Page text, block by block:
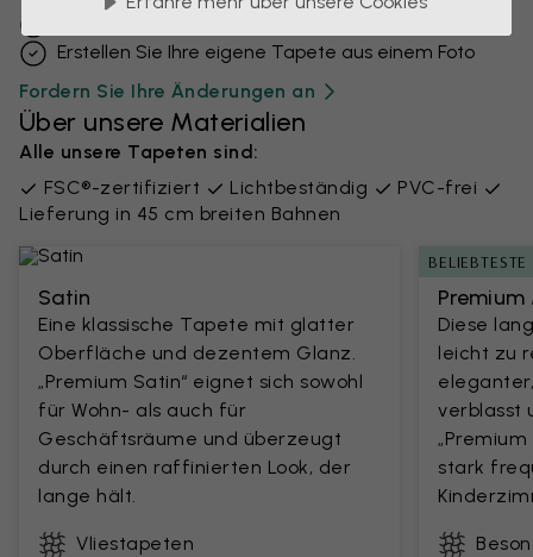
Erstellen Sie Ihre eigene Tapete aus einem Foto
Fordern Sie Ihre Änderungen an
Über unsere Materialien
Alle unsere Tapeten sind:
FSC®-zertifiziert
Lichtbeständig
PVC-frei
Lieferung in 45 cm breiten Bahnen
Satin
Eine klassische Tapete mit glatter
Oberfläche und dezentem Glanz.
„Premium Satin“ eignet sich sowohl
für Wohn- als auch für
Geschäftsräume und überzeugt
durch einen raffinierten Look, der
lange hält.
Vliestapeten
BELIEBTESTE
Diese
leicht zu
verblasst
stark